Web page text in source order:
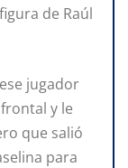
de Raúl
jugador
y le
que salió
para